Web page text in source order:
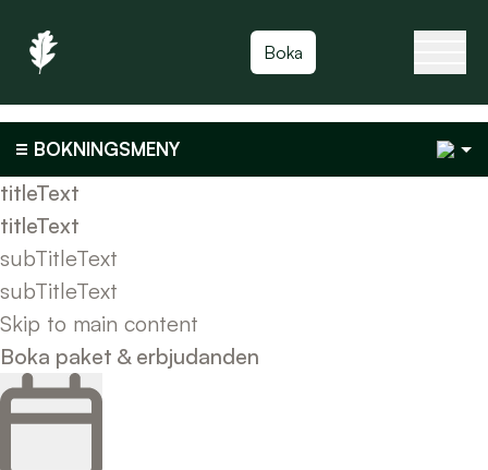
Boka
BOKNINGSMENY
titleText
titleText
subTitleText
subTitleText
Skip to main content
Boka paket & erbjudanden